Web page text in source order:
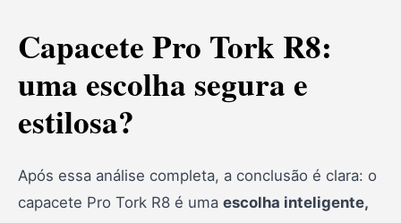
Capacete Pro Tork R8:
uma escolha segura e
estilosa?
Após essa análise completa, a conclusão é clara: o
capacete Pro Tork R8 é uma escolha inteligente,